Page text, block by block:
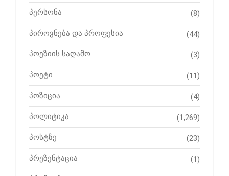
პერსონა (8)
პიროვნება და პროფესია (44)
პოეზიის საღამო (3)
პოეტი (11)
პოზიცია (4)
პოლიტიკა (1,269)
პოსტზე (23)
პრეზენტაცია (1)